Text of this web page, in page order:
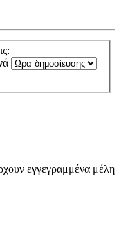
εγγεγραμμένα μέλη